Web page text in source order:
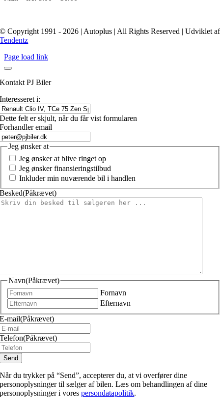
© Copyright 1991 - 2026 | Autoplus | All Rights Reserved | Udviklet af
Tendentz
Page load link
Kontakt PJ Biler
Interesseret i:
Dette felt er skjult, når du får vist formularen
Forhandler email
Jeg ønsker at
Jeg ønsker at blive ringet op
Jeg ønsker finansieringstilbud
Inkluder min nuværende bil i handlen
Besked(Påkrævet)
Navn(Påkrævet)
Fornavn
Efternavn
E-mail(Påkrævet)
Telefon(Påkrævet)
Når du trykker på “Send”, accepterer du, at vi overfører dine
personoplysninger til sælger af bilen. Læs om behandlingen af dine
personoplysninger i vorespersondatapolitik.